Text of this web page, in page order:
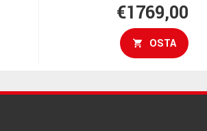
€1769,00
OSTA